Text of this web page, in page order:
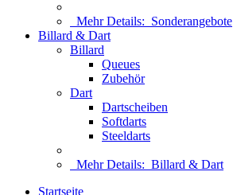
Mehr Details: Sonderangebote
Billard & Dart
Billard
Queues
Zubehör
Dart
Dartscheiben
Softdarts
Steeldarts
Mehr Details: Billard & Dart
Startseite